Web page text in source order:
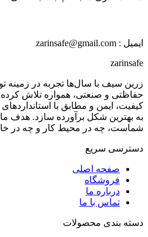
ایمیل : zarinsafe@gmail.com
zarinsafe
زرین سیف با سال‌ها تجربه در زمینه
حفاظتی و صنعتی، همواره تلاش کرده
کیفیت، ایمن و مطابق با استانداردهای
به بهترین شکل برآورده سازد. هدف
شماست، چه در محیط کار و چه در
دسترسی سریع
صفحه اصلی
فروشگاه
درباره ما
تماس با ما
دسته بندی محصولات